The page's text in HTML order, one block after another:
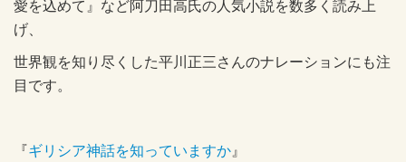
愛を込めて』など阿刀田高氏の人気小説を数多く読み上
げ、
世界観を知り尽くした平川正三さんのナレーションにも注
目です。
『ギリシア神話を知っていますか』